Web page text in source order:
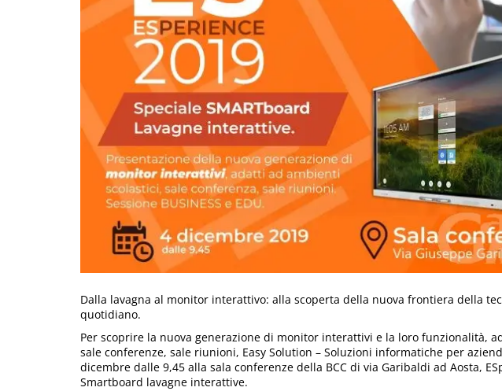
Dalla lavagna al monitor interattivo: alla scoperta della nuova frontiera della
quotidiano.
Per scoprire la nuova generazione di monitor interattivi e la loro funzionalità,
sale conferenze, sale riunioni, Easy Solution – Soluzioni informatiche per
dicembre dalle 9,45 alla sala conferenze della BCC di via Garibaldi ad Aosta,
Smartboard lavagne interattive.